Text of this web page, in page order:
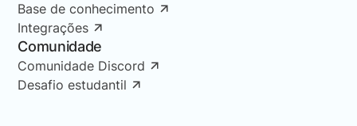
Base de conhecimento
Integrações
Comunidade
Comunidade Discord
Desafio estudantil